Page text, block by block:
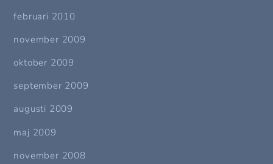
februari 2010
november 2009
oktober 2009
september 2009
augusti 2009
maj 2009
november 2008